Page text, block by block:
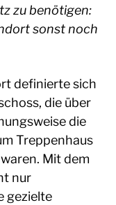
zu benötigen:
sonst noch
definierte sich
die über
die
Treppenhaus
Mit dem
nur
gezielte